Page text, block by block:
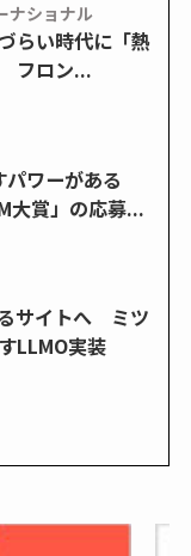
ナショナル
らい時代に「熱
フロン...
ワーがある
大賞」の応募...
サイトへ ミツ
LLMO実装